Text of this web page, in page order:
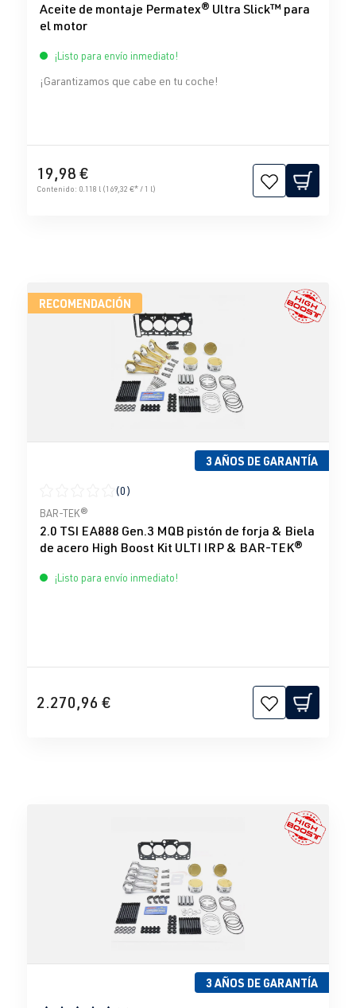
Aceite de montaje Permatex® Ultra Slick™ para
el motor
¡Listo para envío inmediato!
¡Garantizamos que cabe en tu coche!
19,98 €
Contenido: 0.118 l (169,32 €* / 1 l)
RECOMENDACIÓN
3 AÑOS DE GARANTÍA
Calificación promedio de 0 de 5 estrellas
(0)
BAR-TEK®
2.0 TSI EA888 Gen.3 MQB pistón de forja & Biela
de acero High Boost Kit ULTI IRP & BAR-TEK®
¡Listo para envío inmediato!
2.270,96 €
3 AÑOS DE GARANTÍA